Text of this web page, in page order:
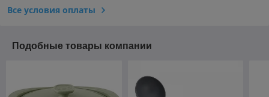
Все условия оплаты
Подобные товары компании